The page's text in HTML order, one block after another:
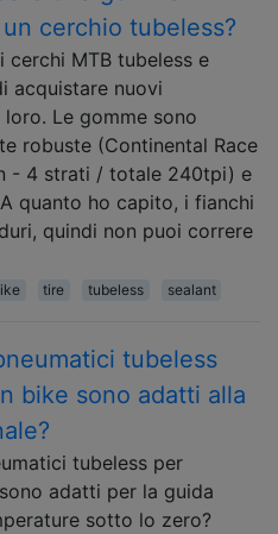
cerchio tubeless?
cerchi MTB tubeless e
acquistare nuovi
Le gomme sono
robuste (Continental Race
- 4 strati / totale 240tpi) e
quanto ho capito, i fianchi
quindi non puoi correre
tire tubeless sealant
tubeless
bike sono adatti alla
tubeless per
adatti per la guida
sotto lo zero?